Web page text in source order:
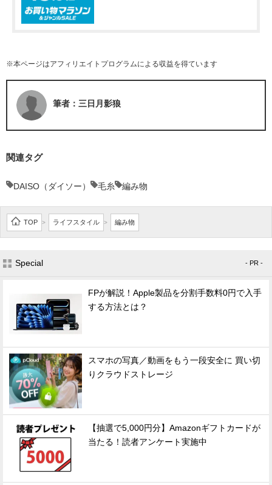
※本ページはアフィリエイトプログラムによる収益を得ています
筆者：三日月影狼
関連タグ
DAISO（ダイソー） 毛糸 編み物
TOP > ライフスタイル > 編み物
Special - PR -
FPが解説！Apple製品を分割手数料0円で入手
する方法とは？
スマホの写真／動画をもう一段安全に 買い切
りクラウドストレージ
【抽選で5,000円分】Amazonギフトカードが
当たる！読者アンケート実施中